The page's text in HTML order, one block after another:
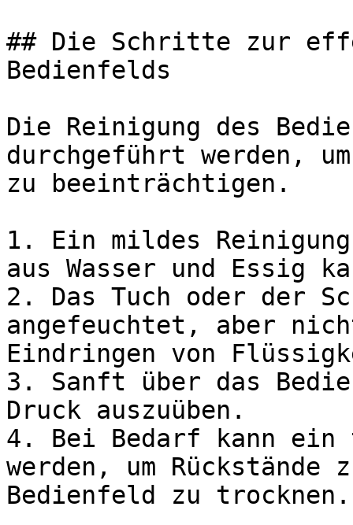
## Die Schritte zur
Bedienfelds
Die Reinigung des
durchgeführt werden,
zu beeinträchtigen.
1. Ein mildes
aus Wasser und Essig
2. Das Tuch oder der
angefeuchtet, aber
Eindringen von
3. Sanft über das
Druck auszuüben.
4. Bei Bedarf kann ein
werden, um Rückstände
Bedienfeld zu trocknen.